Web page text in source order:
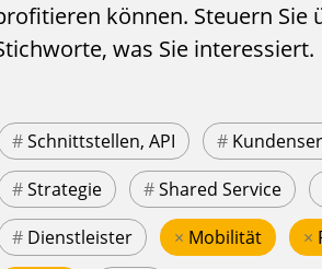
können. Steuern Sie
was Sie interessiert.
#Schnittstellen, API #
#Strategie #Shared Service
# Dienstleister × Mobilität ×